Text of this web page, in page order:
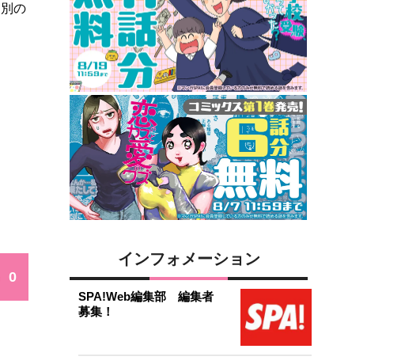
の
インフォメーション
SPA!Web編集部 編集者
募集！